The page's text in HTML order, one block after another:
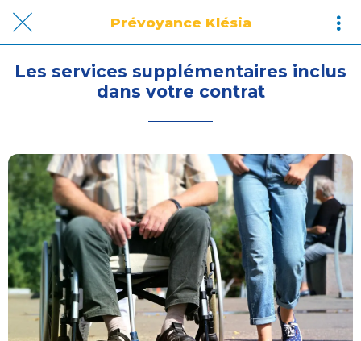
Prévoyance Klésia
Les services supplémentaires inclus
dans votre contrat